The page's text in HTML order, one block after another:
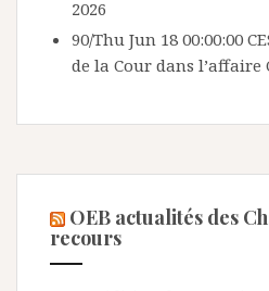
2026
90/Thu Jun 18 00:00:00
de la Cour dans l’affaire
OEB actualités des
recours